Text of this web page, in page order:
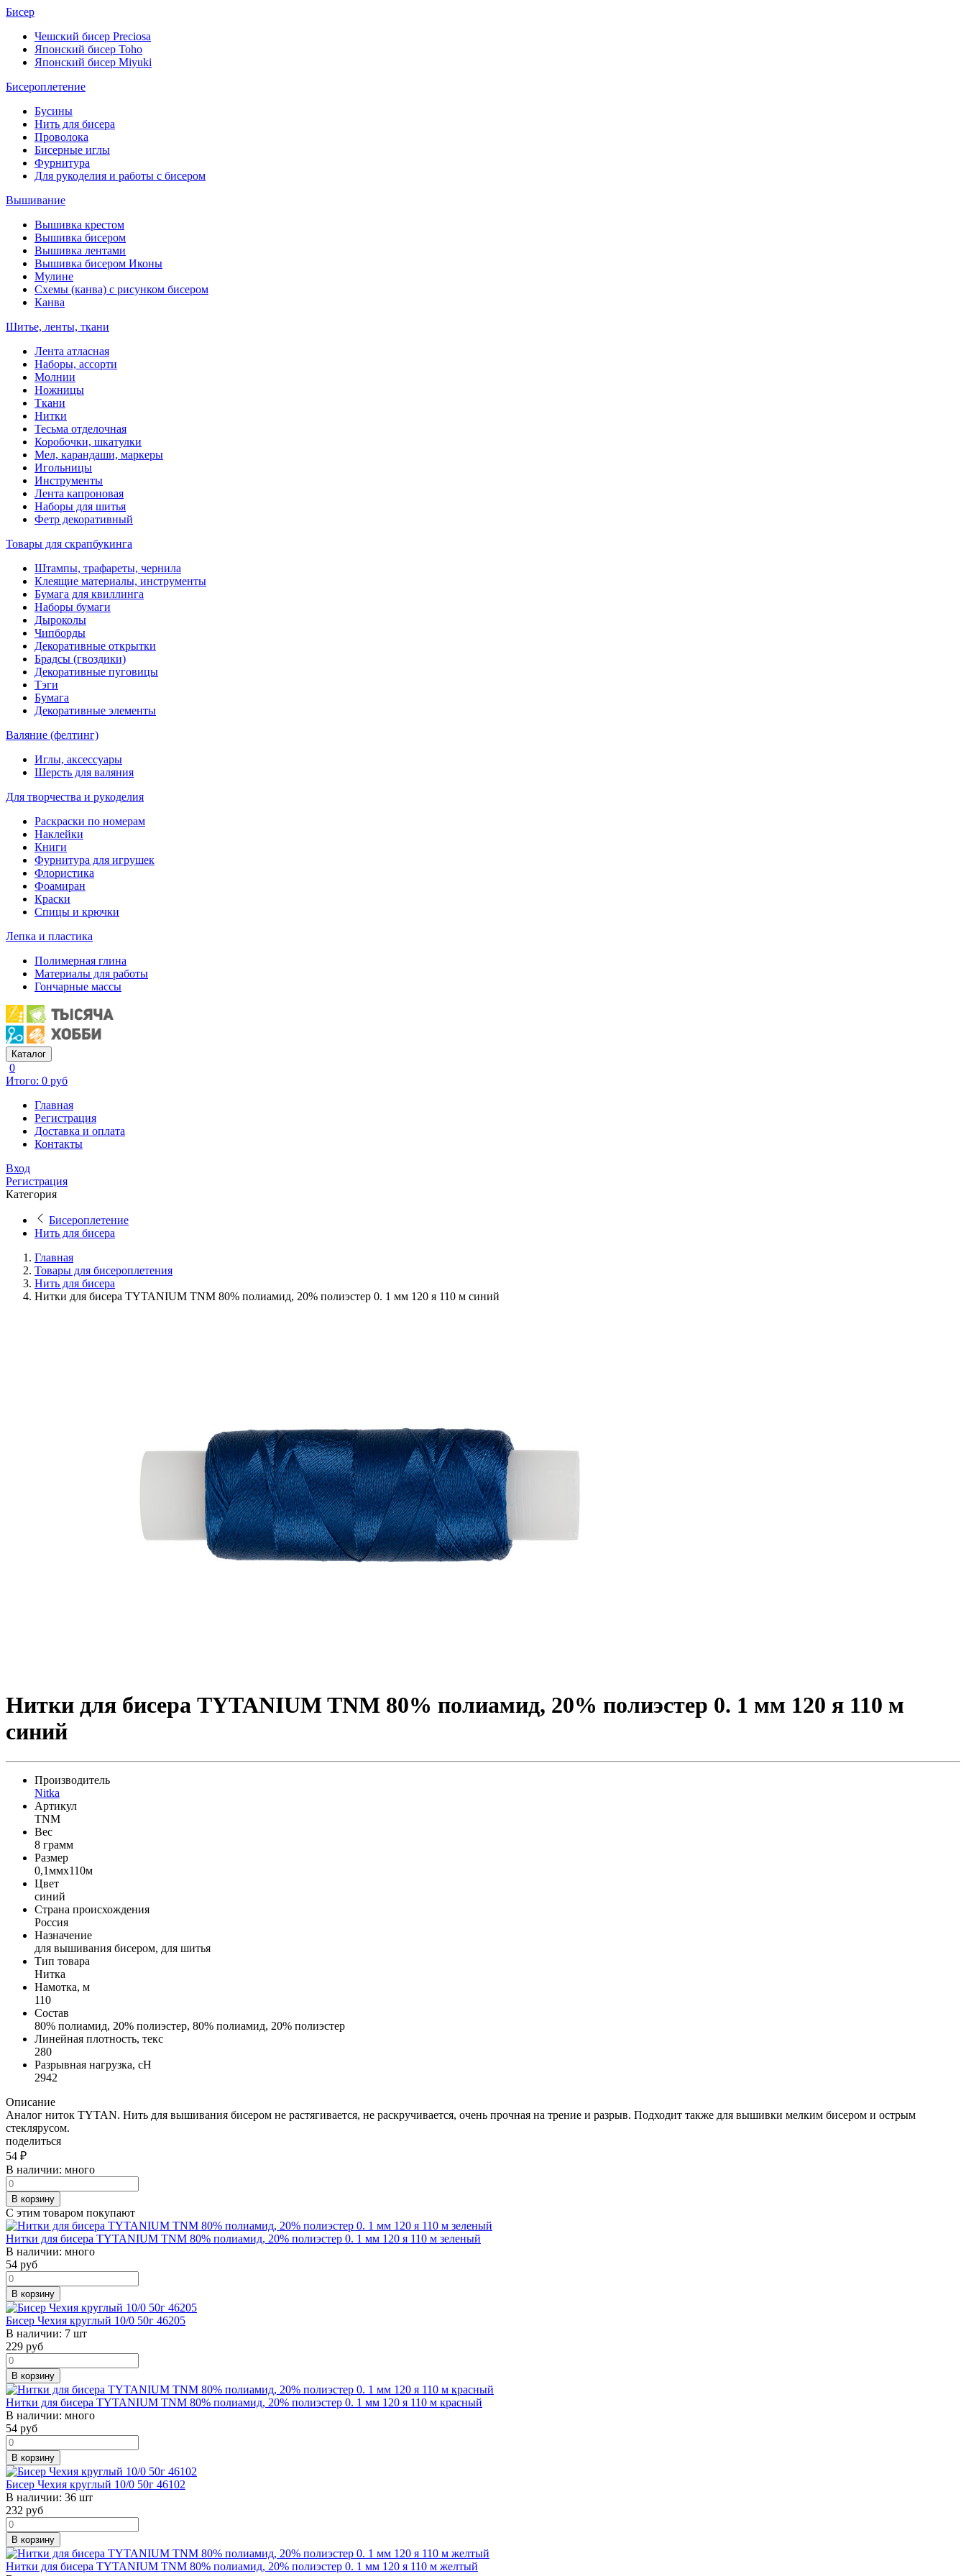
Бисер
Чешский бисер Preciosa
Японский бисер Toho
Японский бисер Miyuki
Бисероплетение
Бусины
Нить для бисера
Проволока
Бисерные иглы
Фурнитура
Для рукоделия и работы с бисером
Вышивание
Вышивка крестом
Вышивка бисером
Вышивка лентами
Вышивка бисером Иконы
Мулине
Схемы (канва) с рисунком бисером
Канва
Шитье, ленты, ткани
Лента атласная
Наборы, ассорти
Молнии
Ножницы
Ткани
Нитки
Тесьма отделочная
Коробочки, шкатулки
Мел, карандаши, маркеры
Игольницы
Инструменты
Лента капроновая
Наборы для шитья
Фетр декоративный
Товары для скрапбукинга
Штампы, трафареты, чернила
Клеящие материалы, инструменты
Бумага для квиллинга
Наборы бумаги
Дыроколы
Чипборды
Декоративные открытки
Брадсы (гвоздики)
Декоративные пуговицы
Тэги
Бумага
Декоративные элементы
Валяние (фелтинг)
Иглы, аксессуары
Шерсть для валяния
Для творчества и рукоделия
Раскраски по номерам
Наклейки
Книги
Фурнитура для игрушек
Флористика
Фоамиран
Краски
Спицы и крючки
Лепка и пластика
Полимерная глина
Материалы для работы
Гончарные массы
Каталог
0
Итого: 0 руб
Главная
Регистрация
Доставка и оплата
Контакты
Вход
Регистрация
Категория
Бисероплетение
Нить для бисера
Главная
Товары для бисероплетения
Нить для бисера
Нитки для бисера TYTANIUM TNM 80% полиамид, 20% полиэстер 0. 1 мм 120 я 110 м синий
Нитки для бисера TYTANIUM TNM 80% полиамид, 20% полиэстер 0. 1 мм 120 я 110 м
синий
Производитель
Nitka
Артикул
TNM
Вес
8 грамм
Размер
0,1ммx110м
Цвет
синий
Страна происхождения
Россия
Назначение
для вышивания бисером, для шитья
Тип товара
Нитка
Намотка, м
110
Состав
80% полиамид, 20% полиэстер, 80% полиамид, 20% полиэстер
Линейная плотность, текс
280
Разрывная нагрузка, сН
2942
Описание
Аналог ниток TYTAN. Нить для вышивания бисером не растягивается, не раскручивается, очень прочная на трение и разрыв. Подходит также для вышивки мелким бисером и острым
стеклярусом.
поделиться
54 ₽
В наличии: много
В корзину
С этим товаром покупают
Нитки для бисера TYTANIUM TNM 80% полиамид, 20% полиэстер 0. 1 мм 120 я 110 м зеленый
В наличии: много
54 руб
В корзину
Бисер Чехия круглый 10/0 50г 46205
В наличии: 7 шт
229 руб
В корзину
Нитки для бисера TYTANIUM TNM 80% полиамид, 20% полиэстер 0. 1 мм 120 я 110 м красный
В наличии: много
54 руб
В корзину
Бисер Чехия круглый 10/0 50г 46102
В наличии: 36 шт
232 руб
В корзину
Нитки для бисера TYTANIUM TNM 80% полиамид, 20% полиэстер 0. 1 мм 120 я 110 м желтый